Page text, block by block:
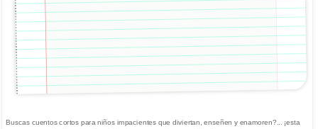
Buscas cuentos cortos para niños impacientes que diviertan, enseñen y enamoren?... ¡esta